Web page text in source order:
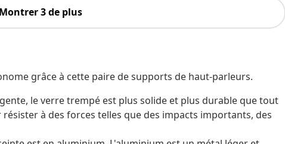
Montrer 3 de plus
grâce à cette paire de supports de haut-parleurs.
le verre trempé est plus solide et plus durable que tout
à des forces telles que des impacts importants, des